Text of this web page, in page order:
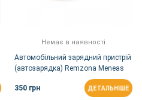
Немає в наявності
Автомобільний зарядний пристрій
(автозарядка) Remzona Meneas
15W |2USB, 3.1A, 15W | Сірий
350 грн
ДЕТАЛЬНІШЕ